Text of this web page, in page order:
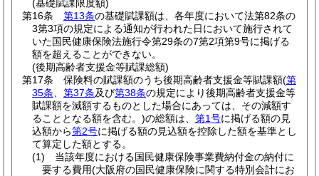
(基礎賦課限度額)
第16条
第13条の基礎賦課額は、各年度において法第82条の
3第3項の規定による通知が行われた日において施行されて
いた国民健康保険法施行令第29条の7第2項第9号に掲げる
額を超えることができない。
(後期高齢者支援金等賦課総額)
第17条
保険料の賦課額のうち後期高齢者支援金等賦課額(第
35条
第37条及び第38条の規定により後期高齢者支援金等
賦課額を減額するものとした場合にあっては、その減額す
ることとなる額を含む。)の総額は、 第1号に掲げる額の見
込額から第2号に掲げる額の見込額を控除した額を基準とし
て算定した額とする。
(1)
当該年度における国民健康保険事業費納付金の納付に
要する費用(大阪府の国民健康保険に関する特別会計にお